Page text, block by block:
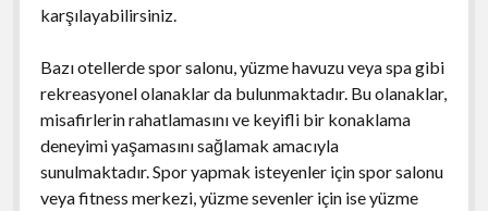
karşılayabilirsiniz.
Bazı otellerde spor salonu, yüzme havuzu veya spa gibi
rekreasyonel olanaklar da bulunmaktadır. Bu olanaklar,
misafirlerin rahatlamasını ve keyifli bir konaklama
deneyimi yaşamasını sağlamak amacıyla
sunulmaktadır. Spor yapmak isteyenler için spor salonu
veya fitness merkezi, yüzme sevenler için ise yüzme